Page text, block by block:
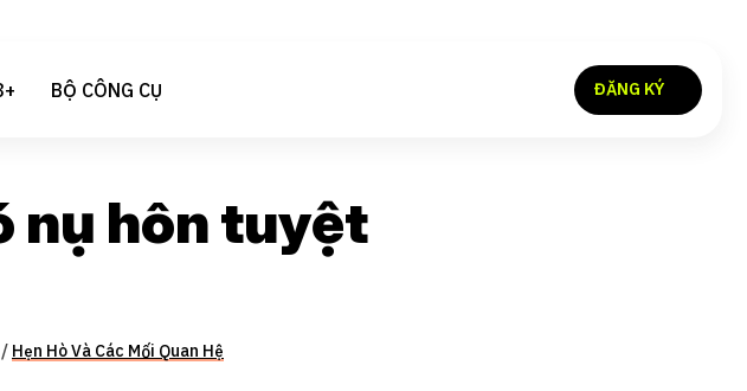
BỘ CÔNG CỤ
CHOOSE LANGUAGE
ĐĂNG KÝ
nụ hôn tuyệt
/ Hẹn Hò Và Các Mối Quan Hệ